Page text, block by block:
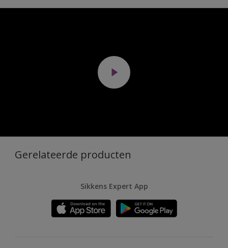
Gerelateerde producten
Sikkens Expert App